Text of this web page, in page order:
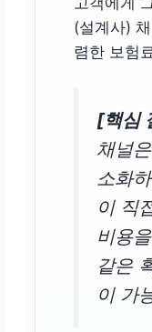
(설계사)
렴한 보험
[핵심
채널
소화
이 직
비용
같은
이 가